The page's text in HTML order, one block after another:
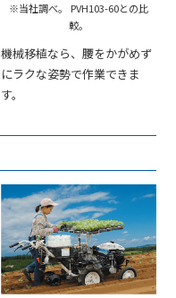
※当社調べ。 PVH103-60との比
較。
機械移植なら、腰をかがめず
にラクな姿勢で作業できま
す。